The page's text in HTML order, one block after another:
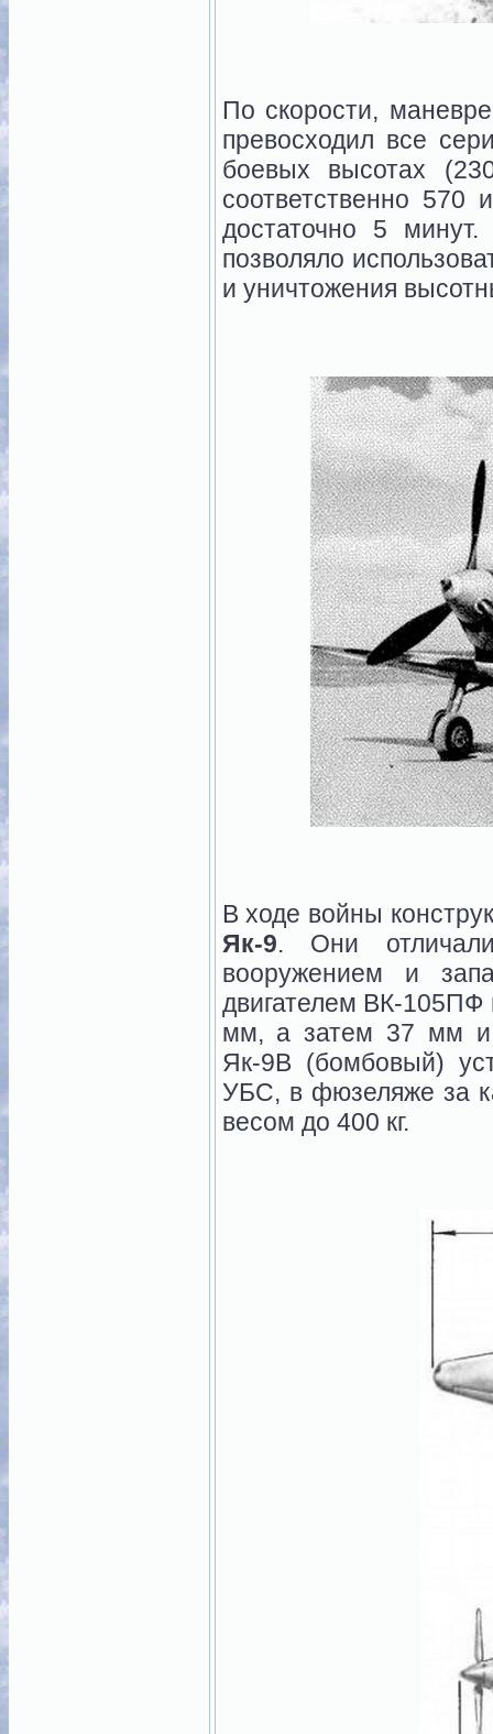
По скорости,
превосходил все
боевых высотах
соответственно
достаточно 5
позволяло
и уничтожения
В ходе войны
Як-9. Они
вооружением и
двигателем ВК-
мм, а затем 37 мм и
Як-9В (бомбовый)
УБС, в фюзеляже за
весом до 400 кг.